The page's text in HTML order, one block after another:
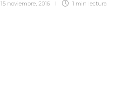
15 noviembre, 2016 1 min lectura